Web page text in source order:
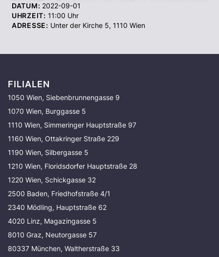
DATUM: 2022-09-01
UHRZEIT: 11:00 Uhr
ADRESSE: Unter der Kirche 5, 1110 Wien
FILIALEN
1050 Wien, Siebenbrunnengasse 9
1070 Wien, Burggasse 5
1110 Wien, Simmeringer Hauptstraße 97
1160 Wien, Ottakringer Straße 229
1190 Wien, Silbergasse 5
1210 Wien, Floridsdorfer Hauptstraße 28
1220 Wien, Schickgasse 32
2500 Baden, Friedhofstraße 4/1
2340 Mödling, Hauptstraße 62
4020 Linz, Magazingasse 5
8010 Graz, Neutorgasse 57
80337 München, Waltherstraße 33